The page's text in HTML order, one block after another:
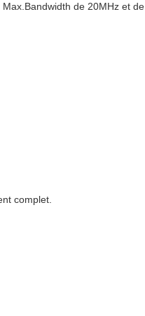
de 20MHz et de
complet.